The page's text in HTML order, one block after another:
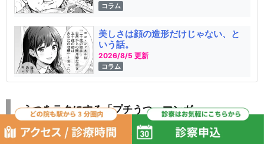
コラム
美しさは顔の造形だけじゃない、と
いう話。
2026/8/5 更新
コラム
うつをラクにする「プチうつ」マンガ
妻で心が安らいだ話284